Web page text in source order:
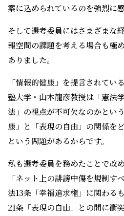
案に込められているのを強烈に感
そして選考委員にはさまざまな
報空間の課題を考える場合も極
ありました。
「情報的健康」を提言されてい
塾大学・山本龍彦教授は「憲法
法」の視点が不可欠なのかとい
康」と「表現の自由」の関係を
という問題があるからです。
私も選考委員を務めたことで改
「ネット上の誹謗中傷を規制す
法13条「幸福追求権」に関わる
21条「表現の自由」との間に衝